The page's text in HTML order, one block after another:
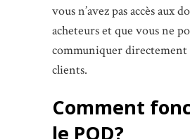
vous n’avez pas accès aux
acheteurs et que vous ne
communiquer directement
clients.
Comment
le POD?